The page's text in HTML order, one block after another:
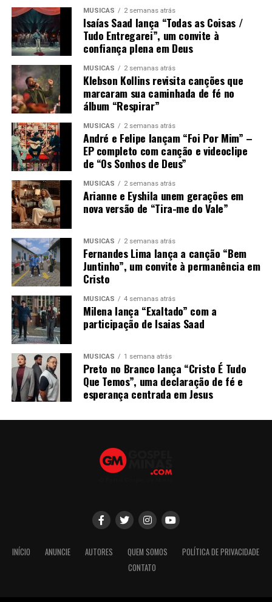
MÚSICAS 2 semanas atrás
Isaías Saad lança “Todas as Coisas /
Tudo Entregarei”, um convite à
confiança plena em Deus
MÚSICAS 2 semanas atrás
Klebson Kollins revisita canções que
marcaram sua caminhada de fé no
álbum “Respirar”
MÚSICAS 2 semanas atrás
André e Felipe lançam “Foi Por Mim” –
EP completo com canção e videoclipe
de “Os Sonhos de Deus”
MÚSICAS 2 semanas atrás
Arianne e Eyshila unem gerações em
nova versão de “Tira-me do Vale”
MÚSICAS 2 semanas atrás
Fernandes Lima lança a canção “Bem
Juntinho”, um convite à permanência em
Cristo
MÚSICAS 4 semanas atrás
Milena lança “Exaltado” com a
participação de Isaias Saad
MÚSICAS 1 semana atrás
Preto no Branco lança “Cristo É Tudo
Que Temos”, uma declaração de fé e
esperança centrada em Jesus
INÍCIO ANUNCIE AUTORES QUEM SOMOS
POLÍTICA DE PRIVACIDADE
CONTATO